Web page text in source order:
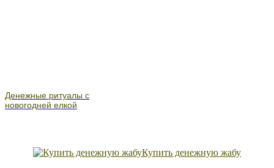
Денежные ритуалы с
новогодней елкой
Купить денежную жабу